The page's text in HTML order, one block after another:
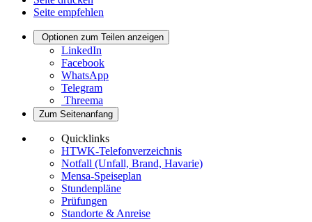
Seite empfehlen
Optionen zum Teilen anzeigen
LinkedIn
Facebook
WhatsApp
Telegram
Threema
Zum Seitenanfang
Quicklinks
HTWK-Telefonverzeichnis
Notfall (Unfall, Brand, Havarie)
Mensa-Speiseplan
Stundenpläne
Prüfungen
Standorte & Anreise